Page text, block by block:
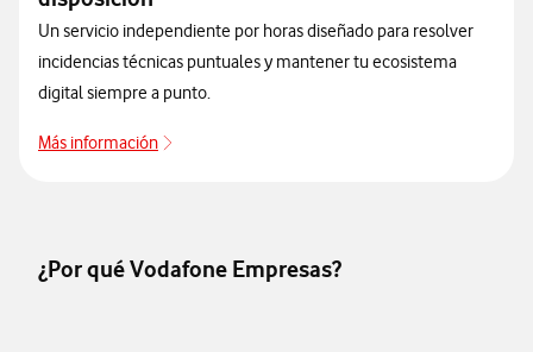
Un servicio independiente por horas diseñado para resolver
incidencias técnicas puntuales y mantener tu ecosistema
digital siempre a punto.
Más información
¿Por qué Vodafone Empresas?